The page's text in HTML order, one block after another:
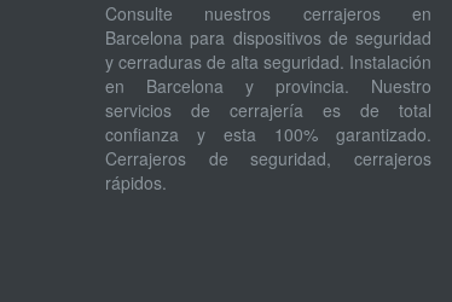
Consulte nuestros cerrajeros en
Barcelona para dispositivos de seguridad
y cerraduras de alta seguridad. Instalación
en Barcelona y provincia. Nuestro
servicios de cerrajería es de total
confianza y esta 100% garantizado.
Cerrajeros de seguridad, cerrajeros
rápidos.